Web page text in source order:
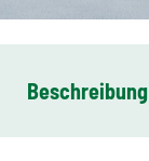
Beschreibung